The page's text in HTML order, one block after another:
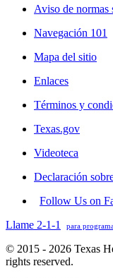
Aviso de normas
Navegación 101
Mapa del sitio
Enlaces
Términos y
Texas.gov
Videoteca
Declaración
Follow Us on
Llame 2-1-1
para
© 2015 - 2026 Texas
rights reserved.